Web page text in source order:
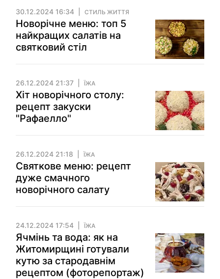
30.12.2024 16:34 СТИЛЬ ЖИТТЯ
Новорічне меню: топ 5
найкращих салатів на
святковий стіл
26.12.2024 21:37 ЇЖА
Хіт новорічного столу:
рецепт закуски
"Рафаелло"
26.12.2024 21:18 ЇЖА
Святкове меню: рецепт
дуже смачного
новорічного салату
24.12.2024 17:54 ЇЖА
Ячмінь та вода: як на
Житомирщині готували
кутю за стародавнім
рецептом (фоторепортаж)